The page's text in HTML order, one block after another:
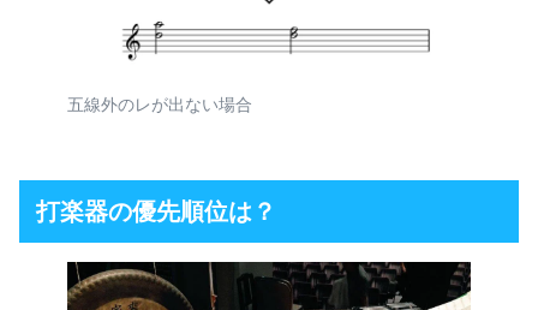
五線外のレが出ない場合
打楽器の優先順位は？